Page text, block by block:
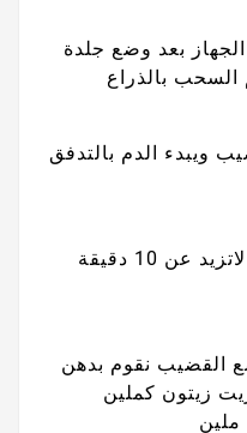
بعد وضع جلدة
السحب بالذراع
ويبدء الدم بالتدفق
ونترك القضيب مشدودا لمدة لاتزيد عن 10 دقيقة
قبل وضع القضيب نقوم بدهن
زيتون كملين